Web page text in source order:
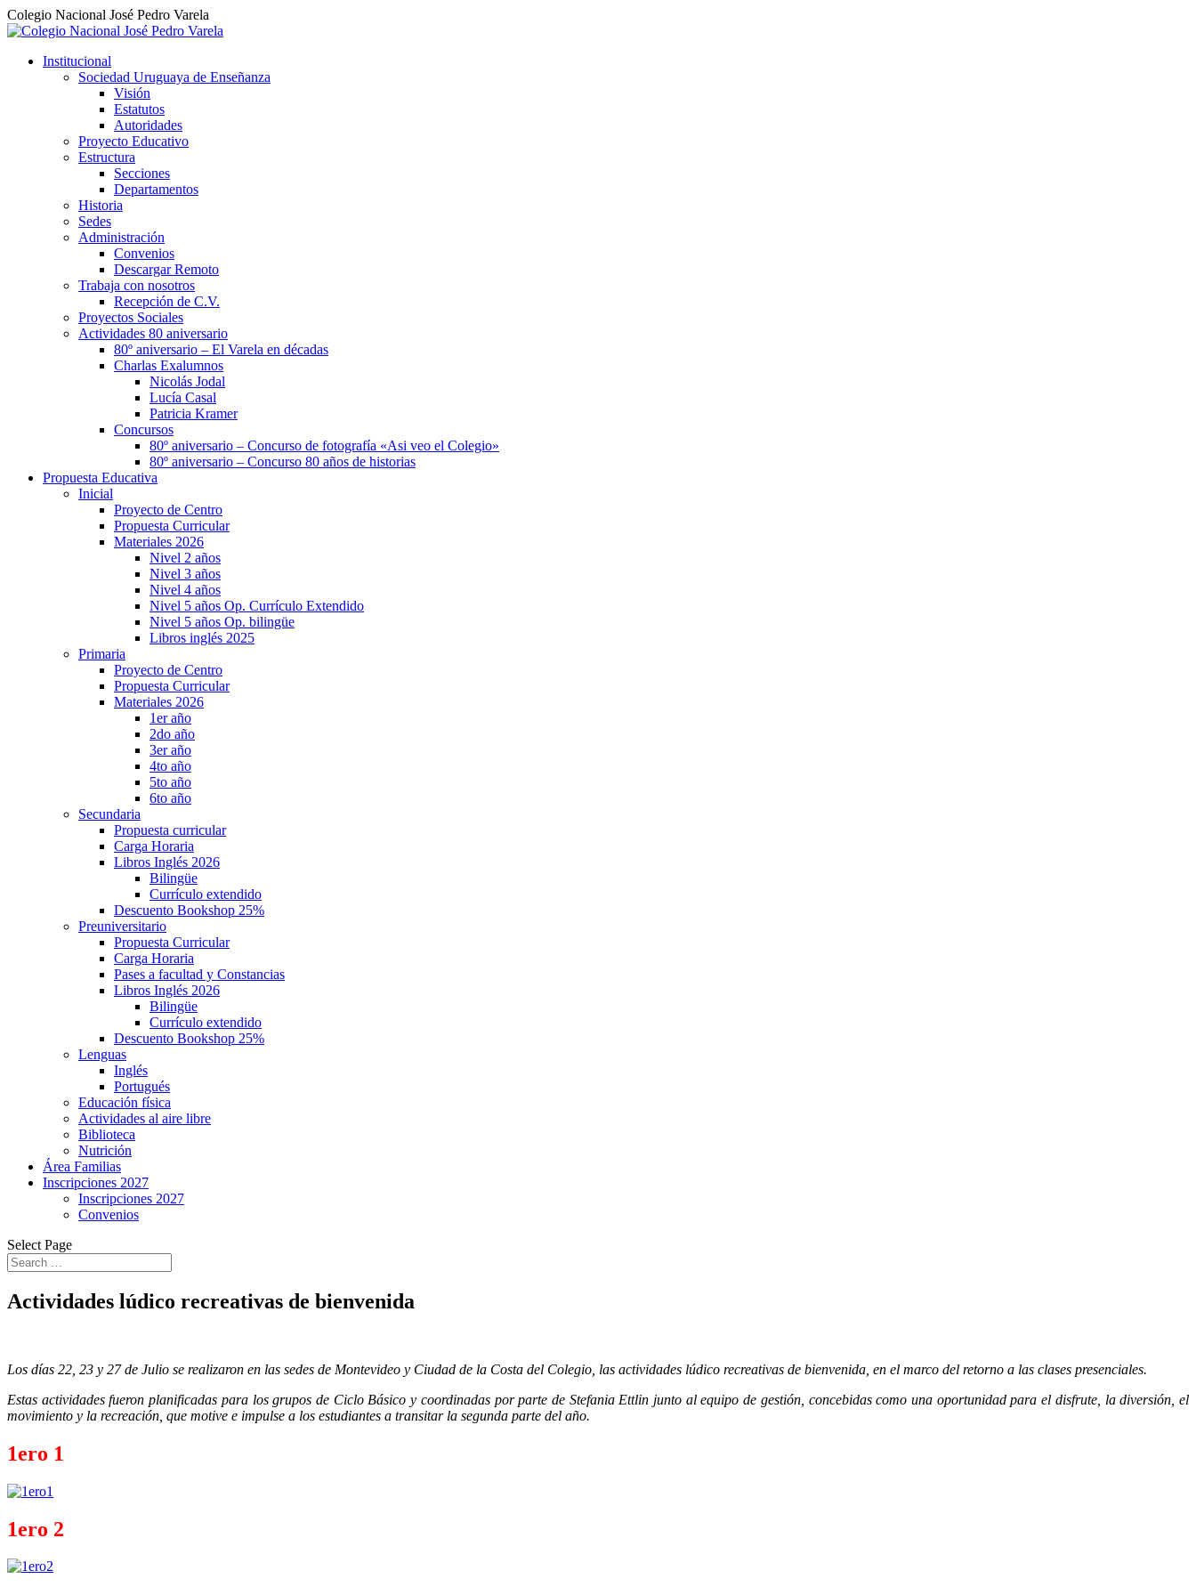
Colegio Nacional José Pedro Varela
Institucional
Sociedad Uruguaya de Enseñanza
Visión
Estatutos
Autoridades
Proyecto Educativo
Estructura
Secciones
Departamentos
Historia
Sedes
Administración
Convenios
Descargar Remoto
Trabaja con nosotros
Recepción de C.V.
Proyectos Sociales
Actividades 80 aniversario
80º aniversario – El Varela en décadas
Charlas Exalumnos
Nicolás Jodal
Lucía Casal
Patricia Kramer
Concursos
80º aniversario – Concurso de fotografía «Asi veo el Colegio»
80º aniversario – Concurso 80 años de historias
Propuesta Educativa
Inicial
Proyecto de Centro
Propuesta Curricular
Materiales 2026
Nivel 2 años
Nivel 3 años
Nivel 4 años
Nivel 5 años Op. Currículo Extendido
Nivel 5 años Op. bilingüe
Libros inglés 2025
Primaria
Proyecto de Centro
Propuesta Curricular
Materiales 2026
1er año
2do año
3er año
4to año
5to año
6to año
Secundaria
Propuesta curricular
Carga Horaria
Libros Inglés 2026
Bilingüe
Currículo extendido
Descuento Bookshop 25%
Preuniversitario
Propuesta Curricular
Carga Horaria
Pases a facultad y Constancias
Libros Inglés 2026
Bilingüe
Currículo extendido
Descuento Bookshop 25%
Lenguas
Inglés
Portugués
Educación física
Actividades al aire libre
Biblioteca
Nutrición
Área Familias
Inscripciones 2027
Inscripciones 2027
Convenios
Select Page
Actividades lúdico recreativas de bienvenida
Los días 22, 23 y 27 de Julio se realizaron en las sedes de Montevideo y Ciudad de la Costa del Colegio, las actividades lúdico recreativas de bienvenida, en el marco del retorno a las clases presenciales.
Estas actividades fueron planificadas para los grupos de Ciclo Básico y coordinadas por parte de Stefania Ettlin junto al equipo de gestión, concebidas como una oportunidad para el disfrute, la diversión, el
movimiento y la recreación, que motive e impulse a los estudiantes a transitar la segunda parte del año.
1ero 1
1ero 2